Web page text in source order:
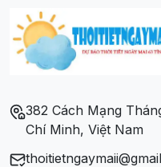
Xã Vân Hà
382 Cách Mạng
Chí Minh, Việt Nam